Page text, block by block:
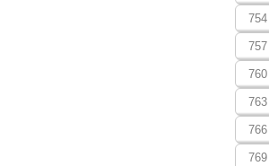
754
757
760
763
766
769